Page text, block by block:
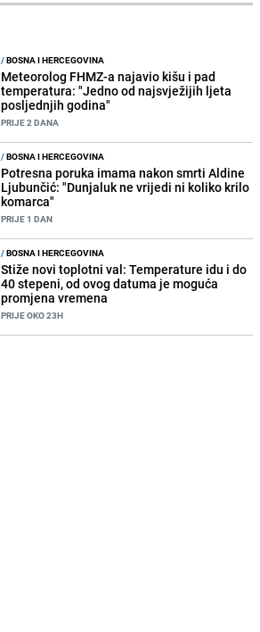
/BOSNA I HERCEGOVINA
Meteorolog FHMZ-a najavio kišu i pad
temperatura: "Jedno od najsvježijih ljeta
posljednjih godina"
PRIJE 2 DANA
/BOSNA I HERCEGOVINA
Potresna poruka imama nakon smrti Aldine
Ljubunčić: "Dunjaluk ne vrijedi ni koliko krilo
komarca"
PRIJE 1 DAN
/BOSNA I HERCEGOVINA
Stiže novi toplotni val: Temperature idu i do
40 stepeni, od ovog datuma je moguća
promjena vremena
PRIJE OKO 23H